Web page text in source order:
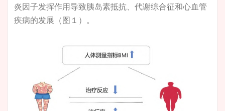
炎因子发挥作用导致胰岛素抵抗、代谢综合征和心血管
疾病的发展（图１）。